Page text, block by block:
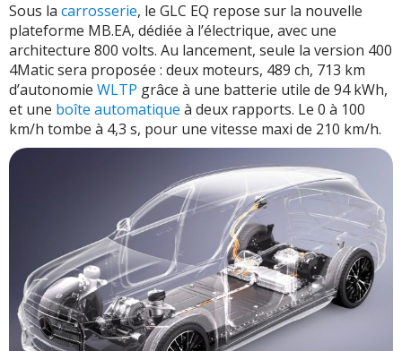
Sous la carrosserie, le GLC EQ repose sur la nouvelle
plateforme MB.EA, dédiée à l’électrique, avec une
architecture 800 volts. Au lancement, seule la version 400
4Matic sera proposée : deux moteurs, 489 ch, 713 km
d’autonomie WLTP grâce à une batterie utile de 94 kWh,
et une boîte automatique à deux rapports. Le 0 à 100
km/h tombe à 4,3 s, pour une vitesse maxi de 210 km/h.